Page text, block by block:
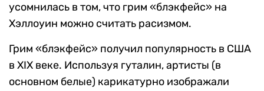
усомнилась в том, что грим «блэкфейс» на
Хэллоуин можно считать расизмом.
Грим «блэкфейс» получил популярность в США
в XIX веке. Используя гуталин, артисты (в
основном белые) карикатурно изображали